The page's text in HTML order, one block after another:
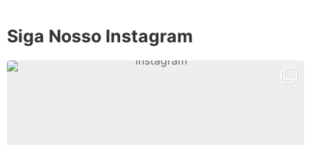
Siga Nosso Instagram